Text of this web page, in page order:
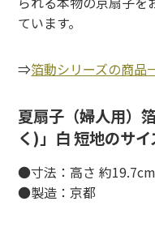
ています。
⇒箔動シリーズの商品
夏扇子（婦人用）
く)」白 短地のサ
●寸法：高さ 約
●製造：京都